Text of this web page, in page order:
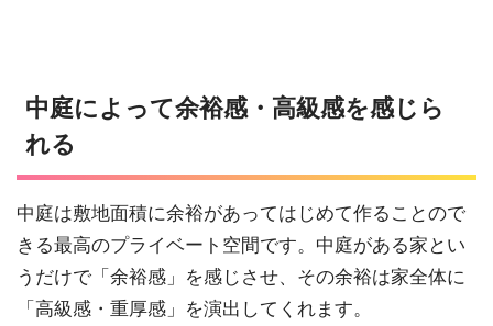
中庭によって余裕感・高級感を感じら
れる
中庭は敷地面積に余裕があってはじめて作ることので
きる最高のプライベート空間です。中庭がある家とい
うだけで「余裕感」を感じさせ、その余裕は家全体に
「高級感・重厚感」を演出してくれます。